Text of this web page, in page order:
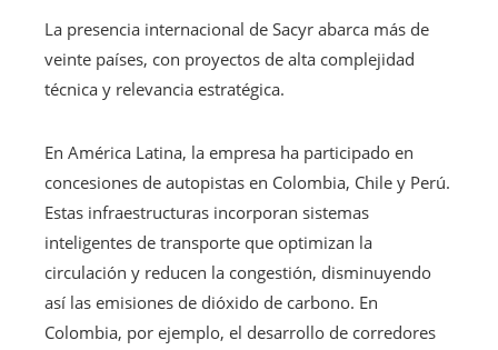
La presencia internacional de Sacyr abarca más de
veinte países, con proyectos de alta complejidad
técnica y relevancia estratégica.
En América Latina, la empresa ha participado en
concesiones de autopistas en Colombia, Chile y Perú.
Estas infraestructuras incorporan sistemas
inteligentes de transporte que optimizan la
circulación y reducen la congestión, disminuyendo
así las emisiones de dióxido de carbono. En
Colombia, por ejemplo, el desarrollo de corredores